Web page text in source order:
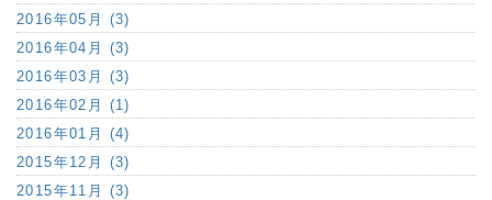
2016年05月 (3)
2016年04月 (3)
2016年03月 (3)
2016年02月 (1)
2016年01月 (4)
2015年12月 (3)
2015年11月 (3)